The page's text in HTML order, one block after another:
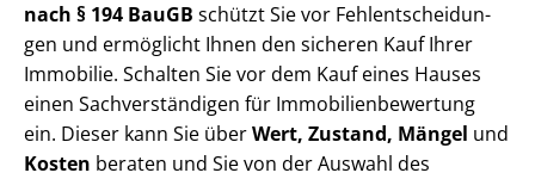
nach § 194 BauGB schützt Sie vor Fehl­ent­schei­dun­
gen und ermöglicht Ihnen den sicheren Kauf Ihrer
Immobilie. Schalten Sie vor dem Kauf eines Hauses
einen Sach­ver­stän­di­gen für Im­mo­bi­li­en­be­wer­tung
ein. Dieser kann Sie überWert, Zustand, Mängel und
Kosten beraten und Sie von der Auswahl des